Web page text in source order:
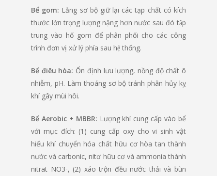
Bể gom: Lắng sơ bộ giữ lại các tạp chất có kích
thước lớn trọng lượng nặng hơn nước sau đó tập
trung vào hố gom để phân phối cho các công
trình đơn vị xử lý phía sau hệ thống.
Bể điêu hòa: Ổn định lưu lượng, nồng độ chất ô
nhiễm, pH. Làm thoáng sơ bộ tránh phân hủy kỵ
khí gây mùi hôi.
Bể Aerobic + MBBR: Lượng khí cung cấp vào bể
với mục đích: (1) cung cấp oxy cho vi sinh vật
hiếu khí chuyển hóa chất hữu cơ hòa tan thành
nước và carbonic, nitơ hữu cơ và ammonia thành
nitrat NO3-, (2) xáo trộn đều nước thải và bùn